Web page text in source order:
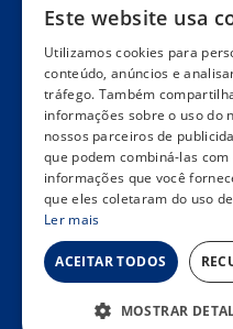
Specchio
Bus Santé
Specchio-
2025 ©
Este website usa
Utilizamos cookies para
conteúdo, anúncios e
tráfego. Também
informações sobre o uso do
nossos parceiros de
que podem combiná-las com
informações que você
que eles coletaram do uso
Ler mais
ACEITAR TODOS
MOSTRAR